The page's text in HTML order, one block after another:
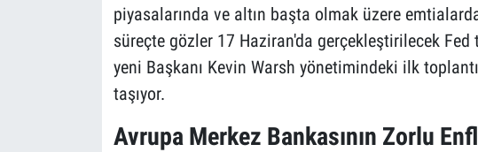
piyasalarında ve altın başta olmak üzere
süreçte gözler 17 Haziran'da gerçekleştirilecek Fed
yeni Başkanı Kevin Warsh yönetimindeki ilk
taşıyor.
Avrupa Merkez Bankasının Zorlu